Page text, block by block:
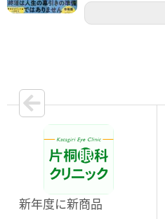
新年度に新商品